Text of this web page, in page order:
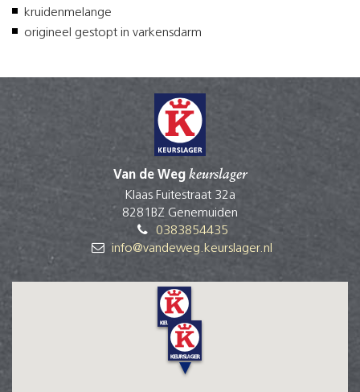
kruidenmelange
origineel gestopt in varkensdarm
Van de Weg keurslager
Klaas Fuitestraat 32a
8281BZ Genemuiden
0383854435
info@vandeweg.keurslager.nl